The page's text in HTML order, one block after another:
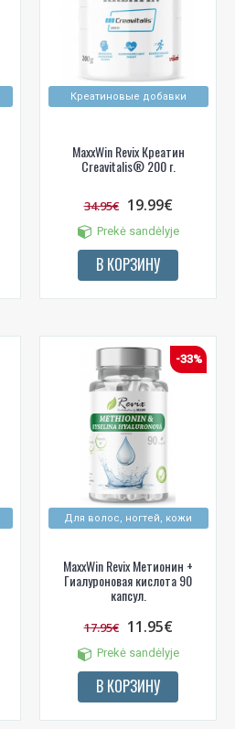
Креатиновые добавки
MaxxWin Revix Креатин
Creavitalis® 200 г.
34.95€ 19.99€
Prekė sandėlyje
В КОРЗИНУ
Для волос, ногтей, кожи
-33%
MaxxWin Revix Метионин +
Гиалуроновая кислота 90
капсул.
17.95€ 11.95€
Prekė sandėlyje
В КОРЗИНУ